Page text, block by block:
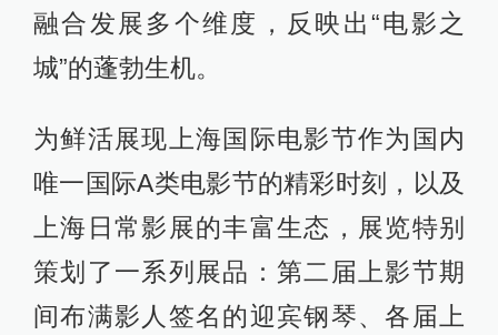
融合发展多个维度，反映出“电影之
城”的蓬勃生机。
为鲜活展现上海国际电影节作为国内
唯一国际A类电影节的精彩时刻，以及
上海日常影展的丰富生态，展览特别
策划了一系列展品：第二届上影节期
间布满影人签名的迎宾钢琴、各届上